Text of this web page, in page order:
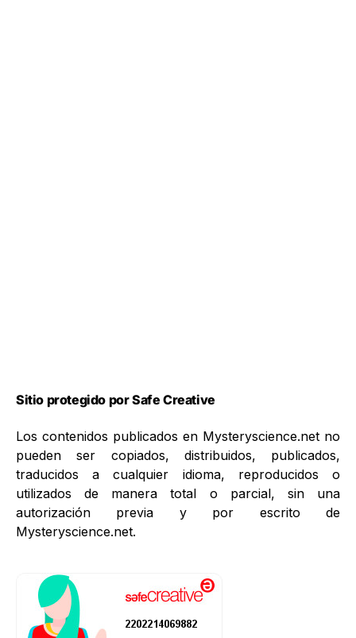
Sitio protegido por Safe Creative
Los contenidos publicados en Mysteryscience.net no
pueden ser copiados, distribuidos, publicados,
traducidos a cualquier idioma, reproducidos o
utilizados de manera total o parcial, sin una
autorización previa y por escrito de
Mysteryscience.net.